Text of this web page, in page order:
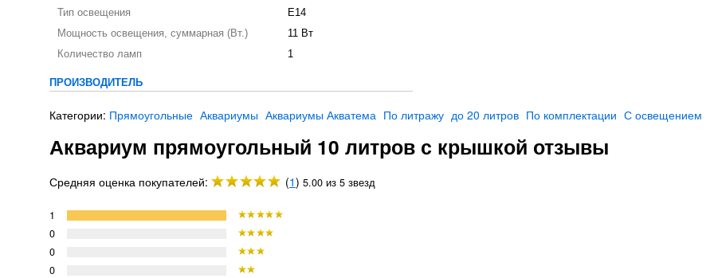
Тип освещения
E14
Мощность освещения, суммарная (Вт.)
11 Вт
Количество ламп
1
ПРОИЗВОДИТЕЛЬ
Категории: Прямоугольные Аквариумы Аквариумы Акватема По литражу до 20 литров По комплектации С освещением
Аквариум прямоугольный 10 литров с крышкой отзывы
Средняя оценка покупателей: (1)5.00 из 5 звезд
1
0
0
0